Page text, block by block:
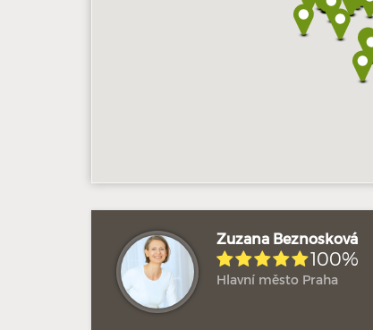
Zuzana Beznosková
100%
Hlavní město Praha